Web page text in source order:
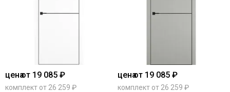
ценаот 19 085 ₽
комплект от 26 259 ₽
ценаот 19 085 ₽
комплект от 26 259 ₽